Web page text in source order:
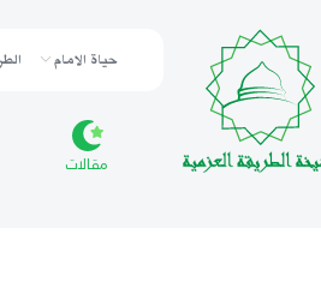
حياة الامام
مقالات